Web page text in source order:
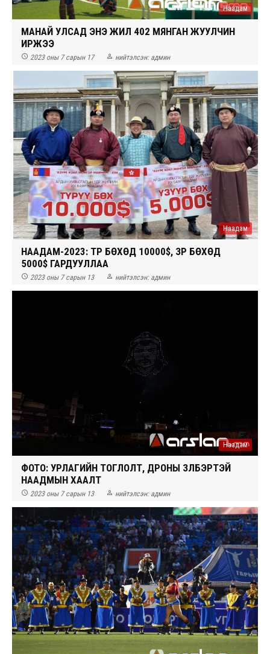
Наадам
МАНАЙ УЛСАД ЭНЭ ЖИЛ 402 МЯНГАН ЖУУЛЧИН
ИРЖЭЭ
 2023 оны 7 сарын 17  нийтэлсэн: админ
Наадам
НААДАМ-2023: ТҮРҮҮ БӨХӨД 10000$, ҮЗҮҮР БӨХӨД
5000$ ГАРДУУЛЛАА
 2023 оны 7 сарын 13  нийтэлсэн: админ
Наадам
ФОТО: УРЛАГИЙН ТОГЛОЛТ, ДРОНЫ ҮЗҮҮЛБЭРТЭЙ
НААДМЫН ХААЛТ
 2023 оны 7 сарын 13  нийтэлсэн: админ